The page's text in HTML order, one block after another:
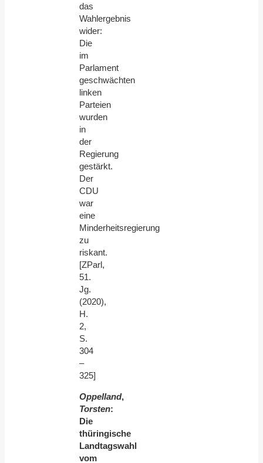
das
Wahlergebnis
wider:
Die
im
Parlament
geschwächten
linken
Parteien
wurden
in
der
Regierung
gestärkt.
Der
CDU
war
eine
Minderheitsregierung
zu
riskant.
[ZParl,
51.
Jg.
(2020),
H.
2,
S.
304
–
325]
Oppelland,
Torsten:
Die
thüringische
Landtagswahl
vom